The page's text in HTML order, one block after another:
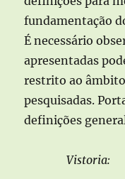
fundamentação
É necessário
apresentadas
restrito ao
pesquisadas.
definições
Vistoria: